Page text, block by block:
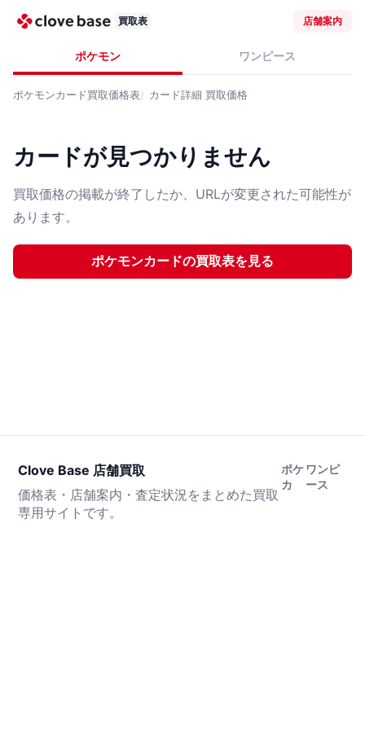
買取表 店舗案内
ポケモン ワンピース
ポケモンカード買取価格表 カード詳細 買取価格
カードが見つかりません
買取価格の掲載が終了したか、URLが変更された可能性が
あります。
ポケモンカードの買取表を見る
Clove Base 店舗買取
価格表・店舗案内・査定状況をまとめた買取
専用サイトです。
ポケ
カ
ワンピ
ース